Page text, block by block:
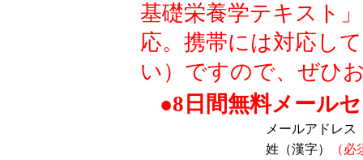
基礎栄養学テキスト
応。携帯には対応し
い）ですので、ぜひ
●8日間無料メール
メールアドレス
姓（漢字）
（必